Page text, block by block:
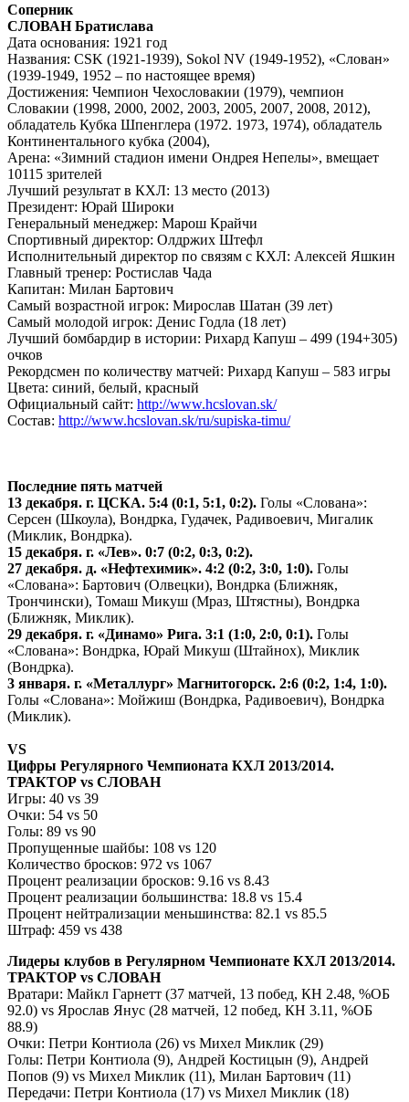
Соперник
СЛОВАН Братислава
Дата основания: 1921 год
Названия: CSK (1921-1939), Sokol NV (1949-1952), «Слован»
(1939-1949, 1952 – по настоящее время)
Достижения: Чемпион Чехословакии (1979), чемпион
Словакии (1998, 2000, 2002, 2003, 2005, 2007, 2008, 2012),
обладатель Кубка Шпенглера (1972. 1973, 1974), обладатель
Континентального кубка (2004),
Арена: «Зимний стадион имени Ондрея Непелы», вмещает
10115 зрителей
Лучший результат в КХЛ: 13 место (2013)
Президент: Юрай Широки
Генеральный менеджер: Марош Крайчи
Спортивный директор: Олдржих Штефл
Исполнительный директор по связям с КХЛ: Алексей Яшкин
Главный тренер: Ростислав Чада
Капитан: Милан Бартович
Самый возрастной игрок: Мирослав Шатан (39 лет)
Самый молодой игрок: Денис Годла (18 лет)
Лучший бомбардир в истории: Рихард Капуш – 499 (194+305)
очков
Рекордсмен по количеству матчей: Рихард Капуш – 583 игры
Цвета: синий, белый, красный
Официальный сайт: http://www.hcslovan.sk/
Состав: http://www.hcslovan.sk/ru/supiska-timu/
Последние пять матчей
13 декабря. г. ЦСКА. 5:4 (0:1, 5:1, 0:2). Голы «Слована»:
Серсен (Шкоула), Вондрка, Гудачек, Радивоевич, Мигалик
(Миклик, Вондрка).
15 декабря. г. «Лев». 0:7 (0:2, 0:3, 0:2).
27 декабря. д. «Нефтехимик». 4:2 (0:2, 3:0, 1:0). Голы
«Слована»: Бартович (Олвецки), Вондрка (Ближняк,
Трончински), Томаш Микуш (Мраз, Штястны), Вондрка
(Ближняк, Миклик).
29 декабря. г. «Динамо» Рига. 3:1 (1:0, 2:0, 0:1). Голы
«Слована»: Вондрка, Юрай Микуш (Штайнох), Миклик
(Вондрка).
3 января. г. «Металлург» Магнитогорск. 2:6 (0:2, 1:4, 1:0).
Голы «Слована»: Мойжиш (Вондрка, Радивоевич), Вондрка
(Миклик).
VS
Цифры Регулярного Чемпионата КХЛ 2013/2014.
ТРАКТОР vs СЛОВАН
Игры: 40 vs 39
Очки: 54 vs 50
Голы: 89 vs 90
Пропущенные шайбы: 108 vs 120
Количество бросков: 972 vs 1067
Процент реализации бросков: 9.16 vs 8.43
Процент реализации большинства: 18.8 vs 15.4
Процент нейтрализации меньшинства: 82.1 vs 85.5
Штраф: 459 vs 438
Лидеры клубов в Регулярном Чемпионате КХЛ 2013/2014.
ТРАКТОР vs СЛОВАН
Вратари: Майкл Гарнетт (37 матчей, 13 побед, КН 2.48, %ОБ
92.0) vs Ярослав Янус (28 матчей, 12 побед, КН 3.11, %ОБ
88.9)
Очки: Петри Контиола (26) vs Михел Миклик (29)
Голы: Петри Контиола (9), Андрей Костицын (9), Андрей
Попов (9) vs Михел Миклик (11), Милан Бартович (11)
Передачи: Петри Контиола (17) vs Михел Миклик (18)